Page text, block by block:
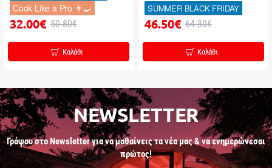
Cook Like a Pro 👨‍🍳
32.00€ 50.80€
Καλάθι
SUMMER BLACK FRIDAY
46.50€ 64.30€
Καλάθι
NEWSLETTER
Γράψου στο Newsletter για να μαθαίνεις τα νέα μας & να ενημερώνεσαι
πρώτος!